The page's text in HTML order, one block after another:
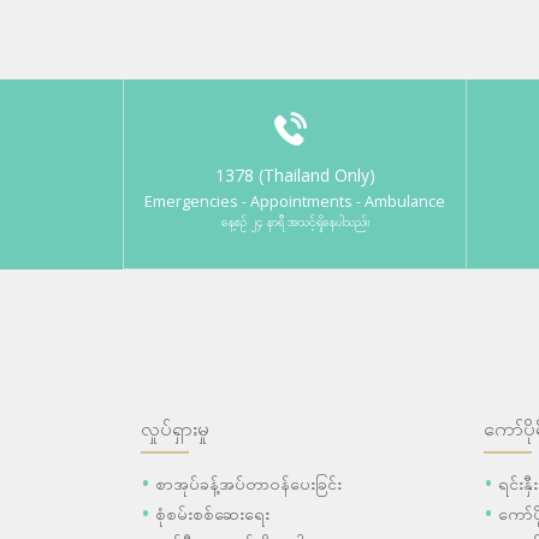
1378 (Thailand Only)
Emergencies - Appointments - Ambulance
နေ့စဉ် ၂၄ နာရီ အသင့်ရှိနေပါသည်။
လှုပ်ရှားမှု
စာအုပ်ခန့်အပ်တာဝန်ပေးခြင်း
စုံစမ်းစစ်ဆေးရေး
ကော်
ရင်း
ကေ